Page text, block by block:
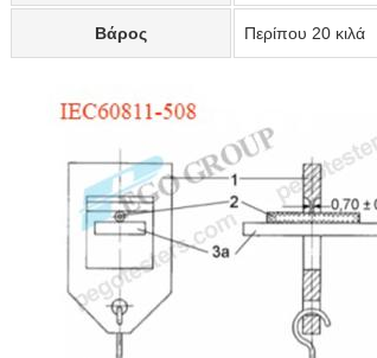
Βάρος Περίπου 20 κιλά